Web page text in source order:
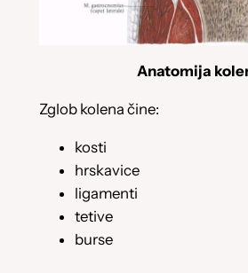
Anatomija
Zglob kolena čine:
kosti
hrskavice
ligamenti
tetive
burse